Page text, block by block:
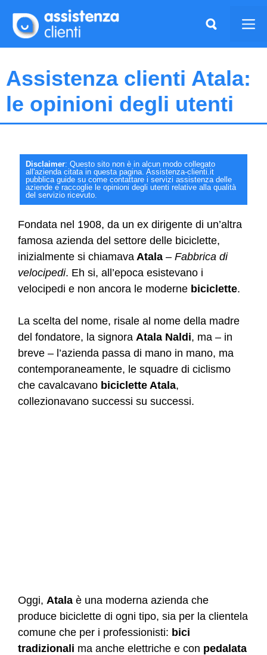
contenuto
Assistenza clienti Atala:
le opinioni degli utenti
Disclaimer: Questo sito non è in alcun modo collegato
all'azienda citata in questa pagina. Assistenza-clienti.it
pubblica guide su come contattare i servizi assistenza delle
aziende e raccoglie le opinioni degli utenti relative alla qualità
del servizio ricevuto.
Fondata nel 1908, da un ex dirigente di un’altra
famosa azienda del settore delle biciclette,
inizialmente si chiamava Atala – Fabbrica di
velocipedi. Eh si, all’epoca esistevano i
velocipedi e non ancora le moderne biciclette.
La scelta del nome, risale al nome della madre
del fondatore, la signora Atala Naldi, ma – in
breve – l’azienda passa di mano in mano, ma
contemporaneamente, le squadre di ciclismo
che cavalcavano biciclette Atala,
collezionavano successi su successi.
Oggi, Atala è una moderna azienda che
produce biciclette di ogni tipo, sia per la clientela
comune che per i professionisti: bici
tradizionali ma anche elettriche e con pedalata